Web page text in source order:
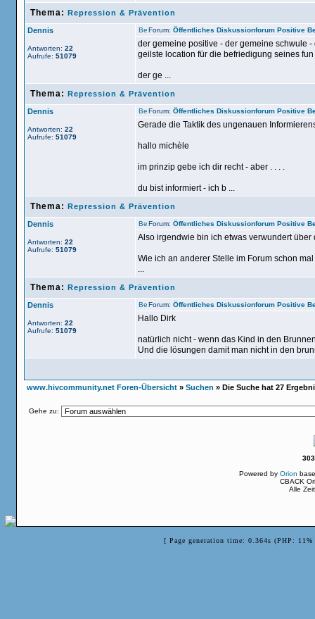
Thema: Repression & Prävention
Dennis
Antworten: 22
Aufrufe: 51079
Forum: Öffentliches Diskussionforum Positive
der gemeine positive - der gemeine schwule
geilste location für die befriedigung seines fun
der ge ...
Thema: Repression & Prävention
Dennis
Antworten: 22
Aufrufe: 51079
Forum: Öffentliches Diskussionforum Positive
Gerade die Taktik des ungenauen
hallo michèle
im prinzip gebe ich dir recht - aber . . . .
du bist informiert - ich b ...
Thema: Repression & Prävention
Dennis
Antworten: 22
Aufrufe: 51079
Forum: Öffentliches Diskussionforum Positive
Also irgendwie bin ich etwas verwundert über
Wie ich an anderer Stelle im Forum schon
...
Thema: Repression & Prävention
Dennis
Antworten: 22
Aufrufe: 51079
Forum: Öffentliches Diskussionforum Positive
Hallo Dirk
natürlich nicht - wenn das Kind in den
Und die lösungen damit man nicht in den
www.hivcommunity.net Foren-Übersicht » Suchen » Die Suche hat 27
Gehe zu:
Powered by Orion
CBACK
Alle
[ Page generation time: 0.364s (PHP: